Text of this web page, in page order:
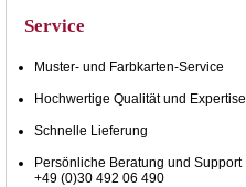
Service
Muster- und Farbkarten-Service
Hochwertige Qualität und Expertise
Schnelle Lieferung
Persönliche Beratung und Support
+49 (0)30 492 06 490